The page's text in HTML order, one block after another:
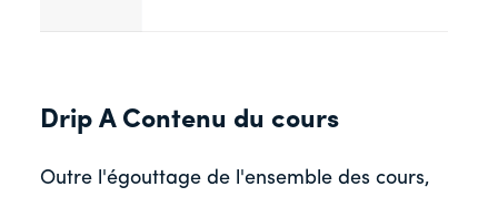
Drip A Contenu du cours
Outre l'égouttage de l'ensemble des cours,